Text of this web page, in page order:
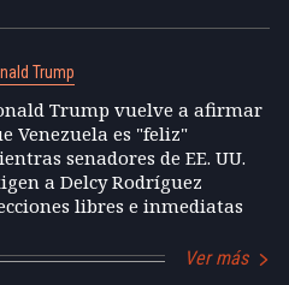
Trump
Trump vuelve a afirmar
Venezuela es "feliz"
senadores de EE. UU.
a Delcy Rodríguez
libres e inmediatas
Ver más